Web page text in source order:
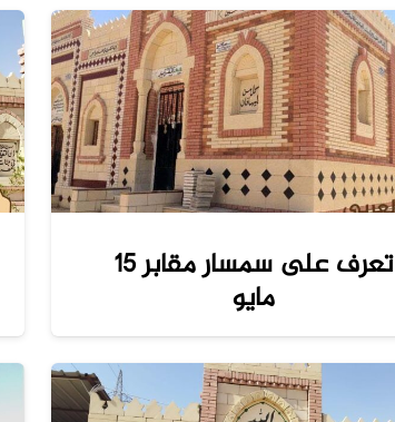
تعرف على سمسار مقابر 15
مايو